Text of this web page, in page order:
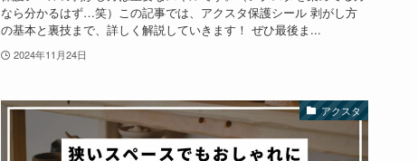
なら分かるはず…笑）この記事では、アクスタ保護シール 剥がし方
の基本と裏技まで、詳しく解説していきます！ ぜひ最後ま...
2024年11月24日
アクスタ